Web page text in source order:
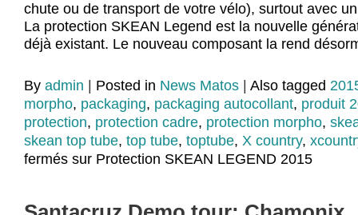
chute ou de transport de votre vélo), surtout avec
La protection SKEAN Legend est la nouvelle
déjà existant. Le nouveau composant la rend
By admin Posted in News Matos Also tagged
morpho, packaging, packaging autocollant, produit
protection, protection cadre, protection morpho,
skean top tube, top tube, toptube, X country,
fermés sur Protection SKEAN LEGEND 2015